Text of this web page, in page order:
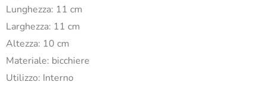
Lunghezza: 11 cm
Larghezza: 11 cm
Altezza: 10 cm
Materiale: bicchiere
Utilizzo: Interno